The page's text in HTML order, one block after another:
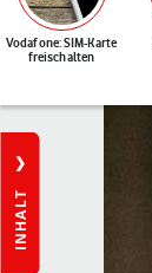
Vodafone: SIM-Karte
freischalten
INHALT